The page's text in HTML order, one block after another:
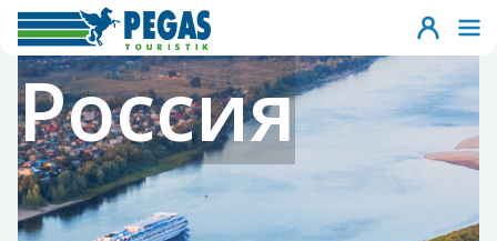
Россия